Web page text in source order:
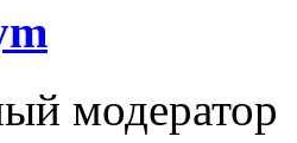
модератор